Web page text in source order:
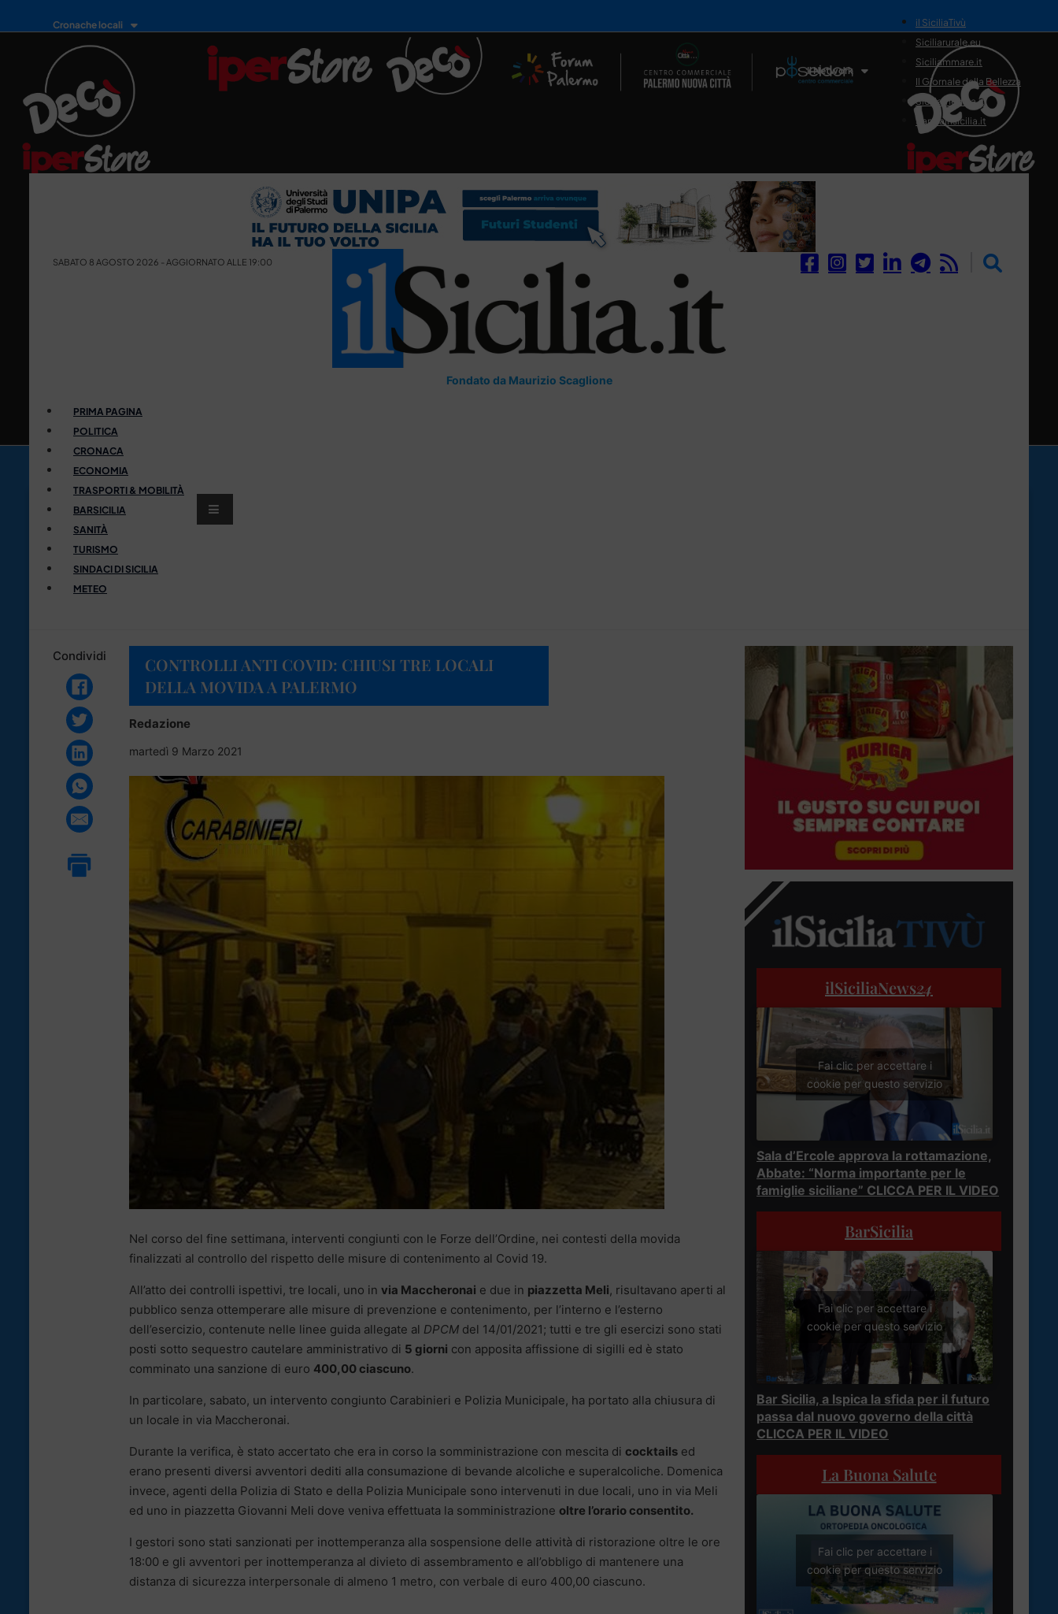
Cronache locali
Il Network
il SiciliaTivù
Siciliarurale.eu
Siciliammare.it
Il Giornale della Bellezza
Siciliamedica.it
Sanitainsicilia.it
SABATO 8 AGOSTO 2026 - AGGIORNATO ALLE 19:00
Fondato da Maurizio Scaglione
PRIMA PAGINA
POLITICA
CRONACA
ECONOMIA
TRASPORTI & MOBILITÀ
BARSICILIA
SANITÀ
TURISMO
SINDACI DI SICILIA
METEO
Condividi
CONTROLLI ANTI COVID: CHIUSI TRE LOCALI
DELLA MOVIDA A PALERMO
Redazione
martedì 9 Marzo 2021
Nel corso del fine settimana, interventi congiunti con le Forze dell’Ordine, nei contesti della movida
finalizzati al controllo del rispetto delle misure di contenimento al Covid 19.
All’atto dei controlli ispettivi, tre locali, uno in via Maccheronai e due in piazzetta Meli, risultavano aperti al
pubblico senza ottemperare alle misure di prevenzione e contenimento, per l’interno e l’esterno
dell’esercizio, contenute nelle linee guida allegate al DPCM del 14/01/2021; tutti e tre gli esercizi sono stati
posti sotto sequestro cautelare amministrativo di 5 giorni con apposita affissione di sigilli ed è stato
comminato una sanzione di euro 400,00 ciascuno.
In particolare, sabato, un intervento congiunto Carabinieri e Polizia Municipale, ha portato alla chiusura di
un locale in via Maccheronai.
Durante la verifica, è stato accertato che era in corso la somministrazione con mescita di cocktails ed
erano presenti diversi avventori dediti alla consumazione di bevande alcoliche e superalcoliche. Domenica
invece, agenti della Polizia di Stato e della Polizia Municipale sono intervenuti in due locali, uno in via Meli
ed uno in piazzetta Giovanni Meli dove veniva effettuata la somministrazione oltre l’orario consentito.
I gestori sono stati sanzionati per inottemperanza alla sospensione delle attività di ristorazione oltre le ore
18:00 e gli avventori per inottemperanza al divieto di assembramento e all’obbligo di mantenere una
distanza di sicurezza interpersonale di almeno 1 metro, con verbale di euro 400,00 ciascuno.
ilSiciliaNews24
Fai clic per accettare i
cookie per questo servizio
Sala d’Ercole approva la rottamazione,
Abbate: “Norma importante per le
famiglie siciliane” CLICCA PER IL VIDEO
BarSicilia
Fai clic per accettare i
cookie per questo servizio
Bar Sicilia, a Ispica la sfida per il futuro
passa dal nuovo governo della città
CLICCA PER IL VIDEO
La Buona Salute
Fai clic per accettare i
cookie per questo servizio